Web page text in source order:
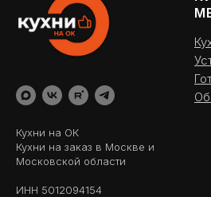
Кухни на ОК
Кухни на заказ в Москве и
Московской области
ИНН 5012094154